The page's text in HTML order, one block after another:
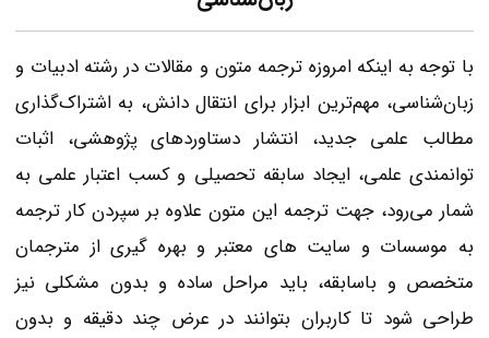
با توجه به اینکه امروزه ترجمه متون و مقالات در رشته ادبیات و
زبان‌شناسی، مهم‌ترین ابزار برای انتقال دانش، به‌ اشتراک‌گذاری
مطالب علمی جدید، انتشار دستاوردهای پژوهشی، اثبات
توانمندی علمی، ایجاد سابقه‌ تحصیلی و کسب اعتبار علمی به
شمار می‌رود، جهت ترجمه این متون علاوه بر سپردن کار ترجمه
به موسسات و سایت های معتبر و بهره گیری از مترجمان
متخصص و باسابقه، باید مراحل ساده و بدون مشکلی نیز
طراحی شود تا کاربران بتوانند در عرض چند دقیقه و بدون